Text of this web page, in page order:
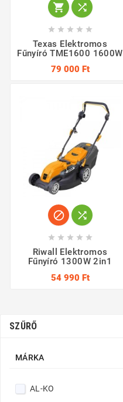
 
    
Texas Elektromos
Fűnyíró TME1600 1600W
79 000 Ft
 
    
Riwall Elektromos
Fűnyíró 1300W 2in1
54 990 Ft
SZŰRŐ
MÁRKA
AL-KO